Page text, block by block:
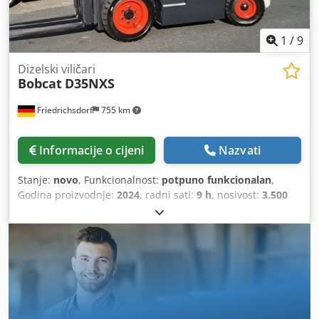
ionska baterija bez održavanja,
1 /9
Friedrichsdorf 755 km
Dizelski viličari
Bobcat D35NXS
Informacije o cijeni Nazvati
Stanje: novo, Funkcionalnost: potpuno funkcionalan,
Godina proizvodnje: 2024, radni sati: 9 h, nosivost: 3.500
4.820 mm
mm, vrsta goriva:dizel, vrsta jarbola:triplex, građevinska
2.350 mm, snaga:
1.190 mm, duljina vilica: 1.200 mm
, masa praznog
vozila:
4.850 kg, ukupna duljina:
, širina konstrukcije:
Težišna točka tereta: 500 ISO klasa: ISO klasa 3 = 2.500 -